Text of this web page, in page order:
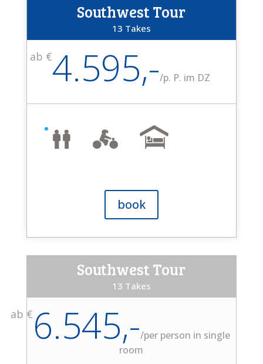
Southwest Tour
13 Takes
ab €4.595,-/p. P. im DZ
book
Southwest Tour
13 Takes
ab € 6.545,-/per person in single
room